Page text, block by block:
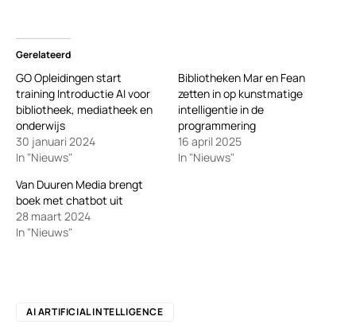
Gerelateerd
GO Opleidingen start
training Introductie AI voor
bibliotheek, mediatheek en
onderwijs
30 januari 2024
In "Nieuws"
Bibliotheken Mar en Fean
zetten in op kunstmatige
intelligentie in de
programmering
16 april 2025
In "Nieuws"
Van Duuren Media brengt
boek met chatbot uit
28 maart 2024
In "Nieuws"
AI ARTIFICIAL INTELLIGENCE